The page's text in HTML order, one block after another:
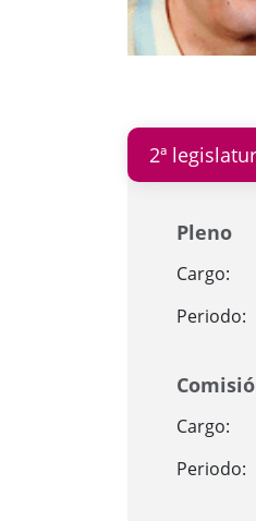
2ª
Pleno
Cargo:
Periodo:
Cargo:
Periodo: